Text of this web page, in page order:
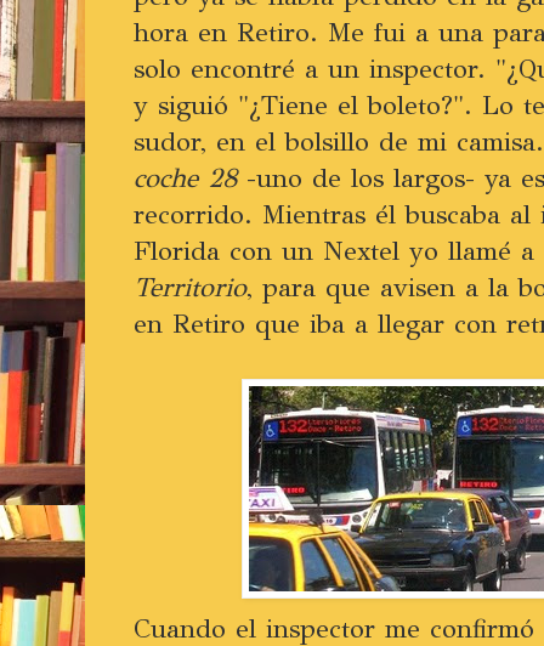
hora en Retiro. Me fui a una
solo encontré a un inspector.
y siguió "¿Tiene el boleto?". Lo
sudor, en el bolsillo de mi
coche 28-uno de los largos- ya
recorrido. Mientras él buscaba
Florida con un Nextel yo llamé
Territorio, para que avisen a la
en Retiro que iba a llegar con
Cuando el inspector me